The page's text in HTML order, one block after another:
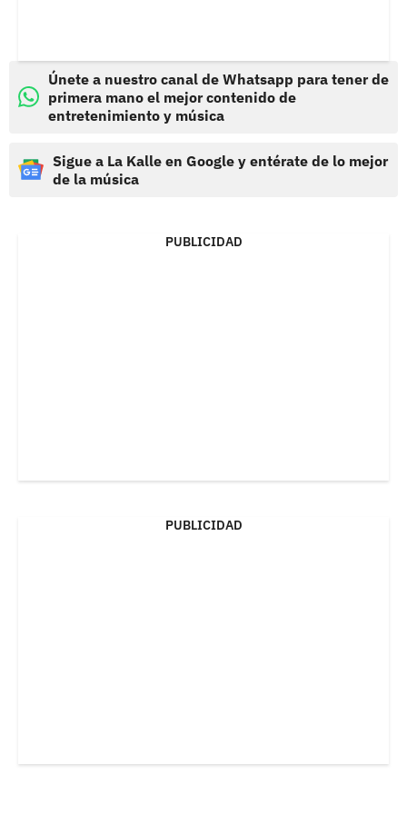
Únete a nuestro canal de Whatsapp para tener de
primera mano el mejor contenido de
entretenimiento y música
Sigue a La Kalle en Google y entérate de lo mejor
de la música
PUBLICIDAD
PUBLICIDAD